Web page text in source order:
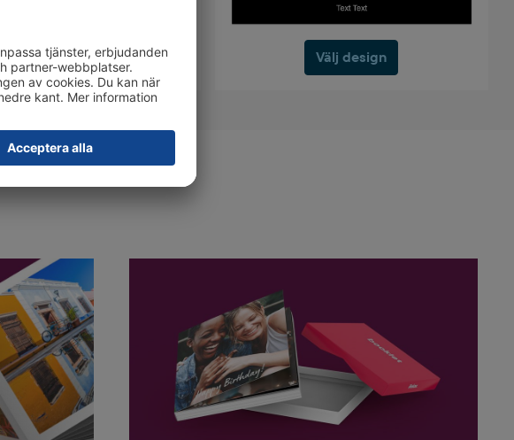
Välj design Välj design